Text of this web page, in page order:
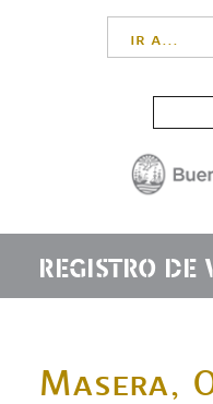
ir a...
REGISTRO
Masera,